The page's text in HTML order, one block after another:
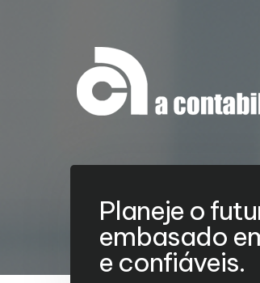
Planeje o
embasado
e confiáveis.